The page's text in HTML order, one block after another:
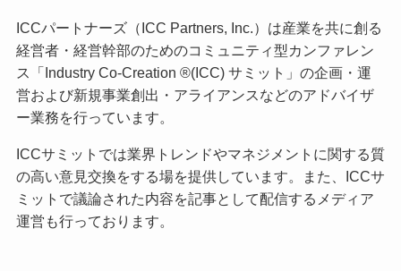
ICCパートナーズ（ICC Partners, Inc.）は産業を共に創る
経営者・経営幹部のためのコミュニティ型カンファレン
ス「Industry Co-Creation ®(ICC) サミット」の企画・運
営および新規事業創出・アライアンスなどのアドバイザ
ー業務を行っています。
ICCサミットでは業界トレンドやマネジメントに関する質
の高い意見交換をする場を提供しています。また、ICCサ
ミットで議論された内容を記事として配信するメディア
運営も行っております。